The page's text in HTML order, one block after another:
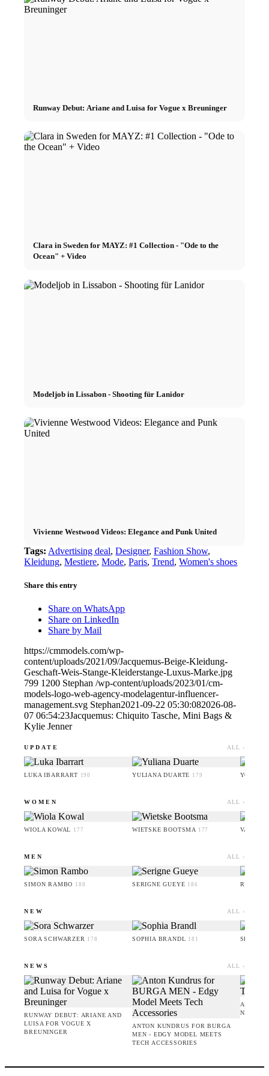
Runway Debut: Ariane and Luisa for Vogue x Breuninger
Clara in Sweden for MAYZ: #1 Collection - "Ode to the
Ocean" + Video
Modeljob in Lissabon - Shooting für Lanidor
Vivienne Westwood Videos: Elegance and Punk United
Tags: Advertising deal,Designer,Fashion Show,
Kleidung,Mestiere,Mode,Paris,Trend,Women's shoes
Share this entry
Share on WhatsApp
Share on LinkedIn
Share by Mail
https://cmmodels.com/wp-
content/uploads/2021/09/Jacquemus-Beige-Kleidung-
Geschaft-Weis-Stange-Kleiderstange-Luxus-Marke.jpg
799 1200 Stephan /wp-content/uploads/2023/01/cm-
models-logo-web-agency-modelagentur-influencer-
management.svg Stephan2021-09-22 05:30:082026-08-
07 06:54:23Jacquemus: Chiquito Tasche, Mini Bags &
Kylie Jenner
UPDATE ALL ›
LUKA IBARRART 190 YULIANA DUARTE 179 YOO
WOMEN ALL ›
WIOLA KOWAL 177 WIETSKE BOOTSMA 177
MEN ALL ›
SIMON RAMBO 188 SERIGNE GUEYE 186 RUFUS
NEW ALL ›
SORA SCHWARZER 178 SOPHIA BRANDL 181
NEWS ALL ›
RUNWAY DEBUT: ARIANE AND
LUISA FOR VOGUE X
BREUNINGER
ANTON KUNDRUS FOR BURGA
MEN - EDGY MODEL MEETS
TECH ACCESSORIES
AMIE
NEW